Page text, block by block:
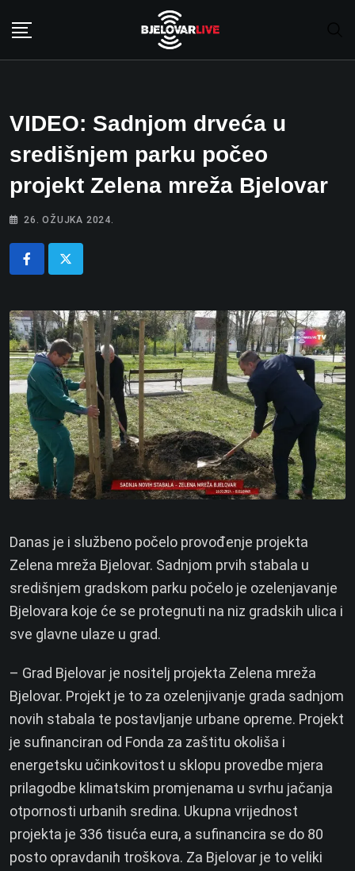
VIDEO: Sadnjom drveća u
središnjem parku počeo
projekt Zelena mreža Bjelovar
26. OŽUJKA 2024.
Danas je i službeno počelo provođenje projekta
Zelena mreža Bjelovar. Sadnjom prvih stabala u
središnjem gradskom parku počelo je ozelenjavanje
Bjelovara koje će se protegnuti na niz gradskih ulica i
sve glavne ulaze u grad.
– Grad Bjelovar je nositelj projekta Zelena mreža
Bjelovar. Projekt je to za ozelenjivanje grada sadnjom
novih stabala te postavljanje urbane opreme. Projekt
je sufinanciran od Fonda za zaštitu okoliša i
energetsku učinkovitost u sklopu provedbe mjera
prilagodbe klimatskim promjenama u svrhu jačanja
otpornosti urbanih sredina. Ukupna vrijednost
projekta je 336 tisuća eura, a sufinancira se do 80
posto opravdanih troškova. Za Bjelovar je to veliki